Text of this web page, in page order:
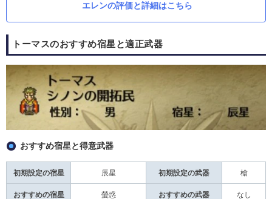
エレンの評価と詳細はこちら
トーマスのおすすめ宿星と適正武器
おすすめ宿星と得意武器
初期設定の宿星 辰星 初期設定の武器 槍
おすすめの宿星 螢惑 おすすめの武器 なし